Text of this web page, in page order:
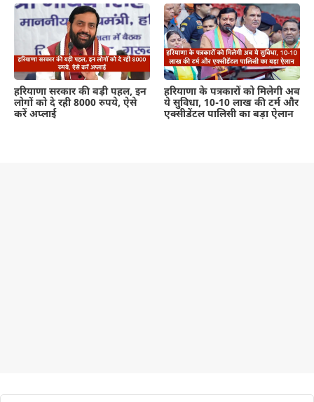
हरियाणा सरकार की बड़ी पहल, इन
लोगों को दे रही 8000 रुपये, ऐसे
करें अप्लाई
हरियाणा के पत्रकारों को मिलेगी अब
ये सुविधा, 10-10 लाख की टर्म और
एक्सीडेंटल पालिसी का बड़ा ऐलान